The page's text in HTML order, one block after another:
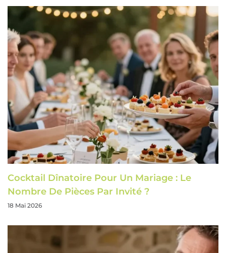
Cocktail Dînatoire Pour Un Mariage : Le
Nombre De Pièces Par Invité ?
18 Mai 2026